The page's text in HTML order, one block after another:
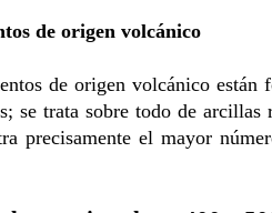
de origen volcánico
de origen volcánico están
se trata sobre todo de
precisamente el mayor